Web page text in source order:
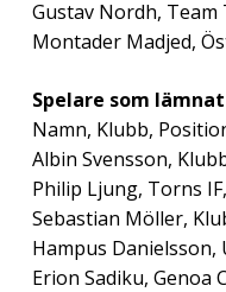
Gustav Nordh, Team
Montader Madjed,
Spelare som
Namn, Klubb,
Albin Svensson,
Philip Ljung, Torns
Sebastian Möller,
Hampus Danielsson,
Erion Sadiku, Genoa